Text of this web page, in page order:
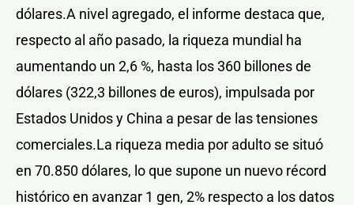
dólares.A nivel agregado, el informe destaca que,
respecto al año pasado, la riqueza mundial ha
aumentando un 2,6 %, hasta los 360 billones de
dólares (322,3 billones de euros), impulsada por
Estados Unidos y China a pesar de las tensiones
comerciales.La riqueza media por adulto se situó
en 70.850 dólares, lo que supone un nuevo récord
histórico en avanzar 1 gen, 2% respecto a los datos